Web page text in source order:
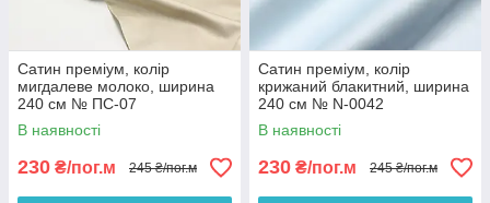
Сатин преміум, колір
мигдалеве молоко, ширина
240 см № ПС-07
В наявності
230 ₴/пог.м 245 ₴/пог.м
Сатин преміум, колір
крижаний блакитний, ширина
240 см № N-0042
В наявності
230 ₴/пог.м 245 ₴/пог.м